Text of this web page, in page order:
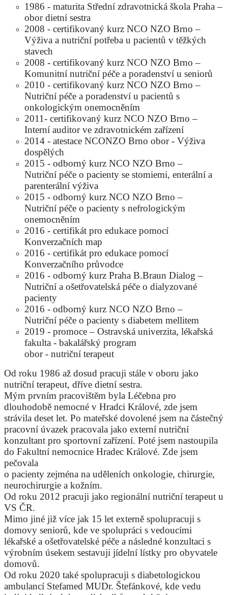
1986 - maturita Střední zdravotnická škola Praha –
obor dietní sestra
2008 - certifikovaný kurz NCO NZO Brno –
Výživa a nutriční potřeba u pacientů v těžkých
stavech
2008 - certifikovaný kurz NCO NZO Brno –
Komunitní nutriční péče a poradenství u seniorů
2010 - certifikovaný kurz NCO NZO Brno –
Nutriční péče a poradenství u pacientů s
onkologickým onemocněním
2011- certifikovaný kurz NCO NZO Brno –
Interní auditor ve zdravotnickém zařízení
2014 - atestace NCONZO Brno obor - Výživa
dospělých
2015 - odborný kurz NCO NZO Brno –
Nutriční péče o pacienty se stomiemi, enterální a
parenterální výživa
2015 - odborný kurz NCO NZO Brno –
Nutriční péče o pacienty s nefrologickým
onemocněním
2016 - certifikát pro edukace pomocí
Konverzačních map
2016 - certifikát pro edukace pomocí
Konverzačního průvodce
2016 - odborný kurz Praha B.Braun Dialog –
Nutriční a ošetřovatelská péče o dialyzované
pacienty
2016 - odborný kurz NCO NZO Brno –
Nutriční péče o pacienty s diabetem mellitem
2019 - promoce – Ostravská univerzita, lékařská
fakulta - bakalářský program
obor - nutriční terapeut
Od roku 1986 až dosud pracuji stále v oboru jako
nutriční terapeut, dříve dietní sestra.
Mým prvním pracovištěm byla Léčebna pro
dlouhodobě nemocné v Hradci Králové, zde jsem
strávila deset let. Po mateřské dovolené jsem na částečný
pracovní úvazek pracovala jako externí nutriční
konzultant pro sportovní zařízení. Poté jsem nastoupila
do Fakultní nemocnice Hradec Králové. Zde jsem
pečovala
o pacienty zejména na uděleních onkologie, chirurgie,
neurochirurgie a kožním.
Od roku 2012 pracuji jako regionální nutriční terapeut u
VS ČR.
Mimo jiné již více jak 15 let externě spolupracuji s
domovy seniorů, kde ve spolupráci s vedoucími
lékařské a ošetřovatelské péče a následné konzultaci s
výrobním úsekem sestavuji jídelní lístky pro obyvatele
domovů.
Od roku 2020 také spolupracuji s diabetologickou
ambulancí Stefamed MUDr. Štefánkové, kde vedu